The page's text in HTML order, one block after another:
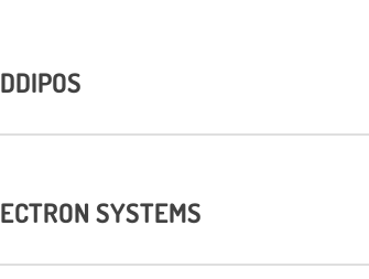
SYSTEMS